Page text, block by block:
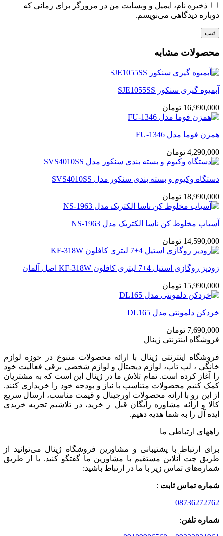
ذخیره نام، ایمیل و وبسایت من در مرورگر برای زمانی که
دوباره دیدگاهی می‌نویسم.
محصولات مشابه
آبمیوه گیری سنکور SJE1055SS
16,990,000 تومان
همزن فوما مدل FU-1346
4,290,000 تومان
دستگاه وکیوم و بسته بندی سنکور مدل SVS4010SS
18,990,000 تومان
آسیاب مخلوط کن ناسا الکتریک مدل NS-1963
14,590,000 تومان
زودپز روگازی استیل 4+7 لیتری کافلون KF-318W اصل آلمان
15,990,000 تومان
خردکن دلمونتی مدل DL165
7,690,000 تومان
فروشگاه اینترنتی ژینال
فروشگاه اینترنتی ژینال با ارائه محصولات متنوع در حوزه لوازم
خانگی ، لپ تاپ، لوازم دیجیتال و لوازم شخصی برقی فعالیت خود
را آغاز کرده است. تمام تلاش ما در ژینال این است که به مشتریان
کمک کنیم محصولات متناسب با نیاز و بودجه خود را خریداری کنند.
از این رو با ارائه محصولات اورجینال و قیمت مناسب، ارسال سریع
کالا و ارائه مشاوره رایگان قبل از خرید، در تلاشیم تجربه خریدی
ایده آل را به شما هدیه دهیم.
راههای ارتباطی ما
برای ارتباط با پشتیبانی و مشاورین فروشگاه ژینال می‌توانید از
طریق چت آنلاین مستقیم با مشاورین ما گفتگو کنید. یا از طریق
شماره‌های تماس زیر با ما در ارتباط باشید:
شماره تماس ثابت :
08736272762
شماره تلفن: